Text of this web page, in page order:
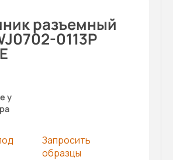
разъемный
0113P
у
Запросить
образцы